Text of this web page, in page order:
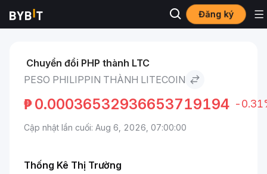
Đăng ký
Thị trường Peso Philippin to Litecoin
Chuyển đổi PHP thành LTC
PESO PHILIPPIN THÀNH LITECOIN
₱0.00036532936653719194 -
Cập nhật lần cuối: Aug 6, 2026, 07:00:00
Thống Kê Thị Trường